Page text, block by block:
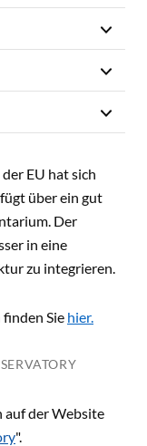
EU hat sich
über ein gut
Der
in eine
zu integrieren.
Sie hier.
auf der Website
".